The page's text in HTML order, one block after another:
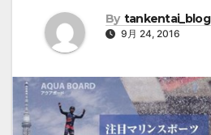
By tankentai_blog
9月 24, 2016